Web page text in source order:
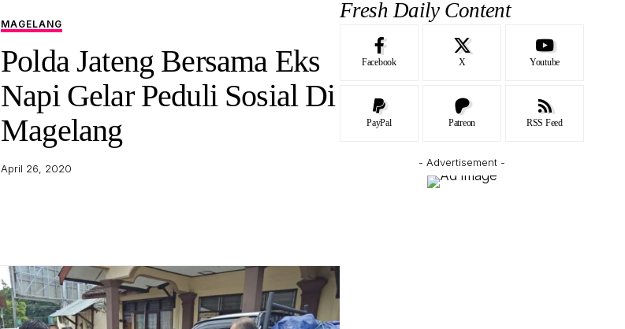
MAGELANG
Polda Jateng Bersama Eks
Napi Gelar Peduli Sosial Di
Magelang
April 26, 2020
Fresh Daily Content
Facebook X Youtube
PayPal Patreon RSS Feed
- Advertisement -